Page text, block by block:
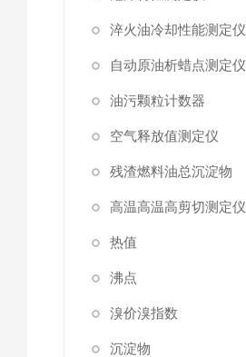
淬火油冷却性能测定仪
自动原油析蜡点测定仪
油污颗粒计数器
空气释放值测定仪
残渣燃料油总沉淀物
高温高温高剪切测定仪
热值
沸点
溴价溴指数
沉淀物